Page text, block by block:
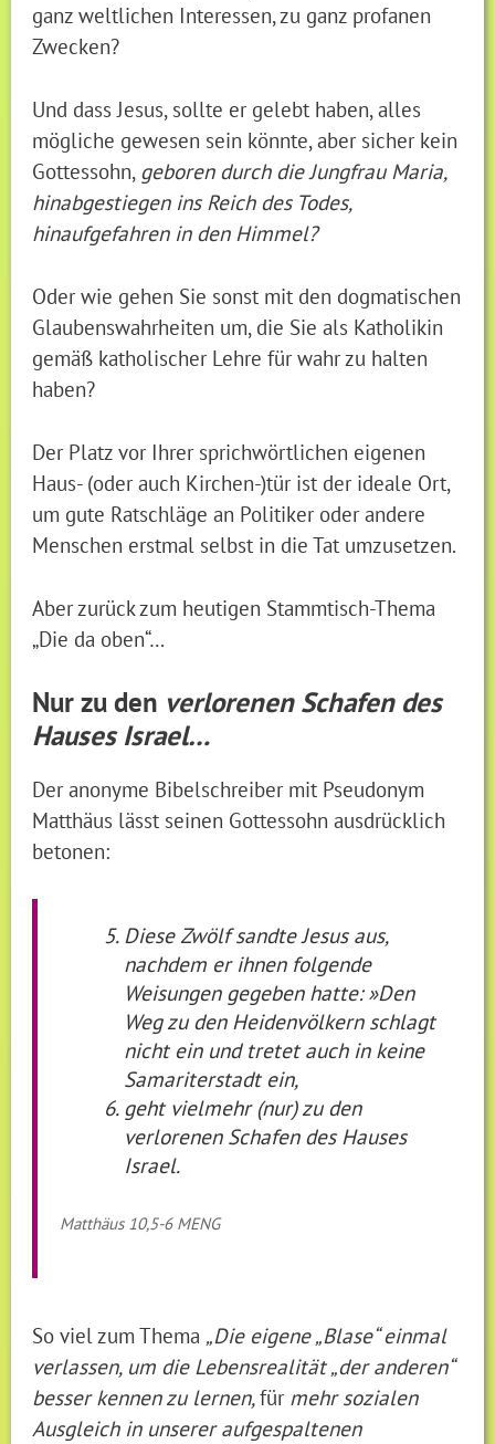
ganz weltlichen Interessen, zu ganz profanen
Zwecken?
Und dass Jesus, sollte er gelebt haben, alles
mögliche gewesen sein könnte, aber sicher kein
Gottessohn, geboren durch die Jungfrau Maria,
hinabgestiegen ins Reich des Todes,
hinaufgefahren in den Himmel?
Oder wie gehen Sie sonst mit den dogmatischen
Glaubenswahrheiten um, die Sie als Katholikin
gemäß katholischer Lehre für wahr zu halten
haben?
Der Platz vor Ihrer sprichwörtlichen eigenen
Haus- (oder auch Kirchen-)tür ist der ideale Ort,
um gute Ratschläge an Politiker oder andere
Menschen erstmal selbst in die Tat umzusetzen.
Aber zurück zum heutigen Stammtisch-Thema
„Die da oben“…
Nur zu den verlorenen Schafen des
Hauses Israel…
Der anonyme Bibelschreiber mit Pseudonym
Matthäus lässt seinen Gottessohn ausdrücklich
betonen:
Diese Zwölf sandte Jesus aus,
nachdem er ihnen folgende
Weisungen gegeben hatte: »Den
Weg zu den Heidenvölkern schlagt
nicht ein und tretet auch in keine
Samariterstadt ein,
geht vielmehr (nur) zu den
verlorenen Schafen des Hauses
Israel.
Matthäus 10,5-6 MENG
So viel zum Thema „Die eigene „Blase“ einmal
verlassen, um die Lebensrealität „der anderen“
besser kennen zu lernen,für mehr sozialen
Ausgleich in unserer aufgespaltenen